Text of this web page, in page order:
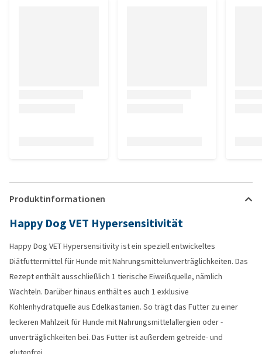
Produktinformationen
Happy Dog VET Hypersensitivität
Happy Dog VET Hypersensitivity ist ein speziell entwickeltes
Diätfuttermittel für Hunde mit Nahrungsmittelunverträglichkeiten. Das
Rezept enthält ausschließlich 1 tierische Eiweißquelle, nämlich
Wachteln. Darüber hinaus enthält es auch 1 exklusive
Kohlenhydratquelle aus Edelkastanien. So trägt das Futter zu einer
leckeren Mahlzeit für Hunde mit Nahrungsmittelallergien oder -
unverträglichkeiten bei. Das Futter ist außerdem getreide- und